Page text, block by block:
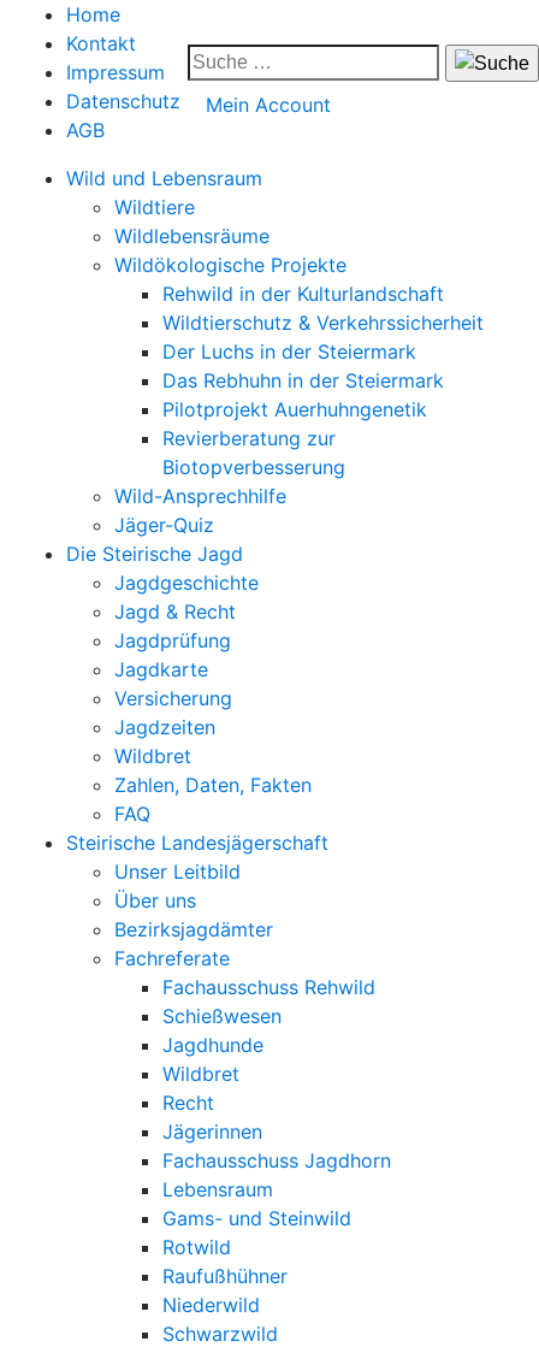
Home
Kontakt
Impressum
Datenschutz
AGB
Mein Account
Wild und Lebensraum
Wildtiere
Wildlebensräume
Wildökologische Projekte
Rehwild in der Kulturlandschaft
Wildtierschutz & Verkehrssicherheit
Der Luchs in der Steiermark
Das Rebhuhn in der Steiermark
Pilotprojekt Auerhuhngenetik
Revierberatung zur
Biotopverbesserung
Wild-Ansprechhilfe
Jäger-Quiz
Die Steirische Jagd
Jagdgeschichte
Jagd & Recht
Jagdprüfung
Jagdkarte
Versicherung
Jagdzeiten
Wildbret
Zahlen, Daten, Fakten
FAQ
Steirische Landesjägerschaft
Unser Leitbild
Über uns
Bezirksjagdämter
Fachreferate
Fachausschuss Rehwild
Schießwesen
Jagdhunde
Wildbret
Recht
Jägerinnen
Fachausschuss Jagdhorn
Lebensraum
Gams- und Steinwild
Rotwild
Raufußhühner
Niederwild
Schwarzwild